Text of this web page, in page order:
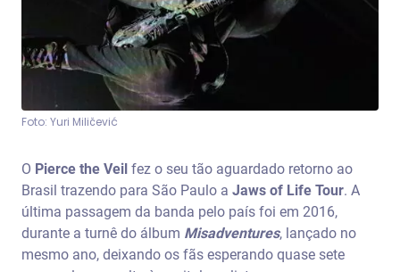
Foto: Yuri Miličević
O Pierce the Veil fez o seu tão aguardado retorno ao
Brasil trazendo para São Paulo a Jaws of Life Tour. A
última passagem da banda pelo país foi em 2016,
durante a turnê do álbum Misadventures, lançado no
mesmo ano, deixando os fãs esperando quase sete